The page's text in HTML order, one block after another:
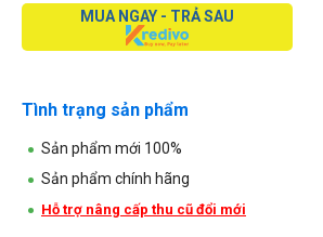
MUA NGAY - TRẢ SAU
Tình trạng sản phẩm
Sản phẩm mới 100%
Sản phẩm chính hãng
Hỗ trợ nâng cấp thu cũ đổi mới